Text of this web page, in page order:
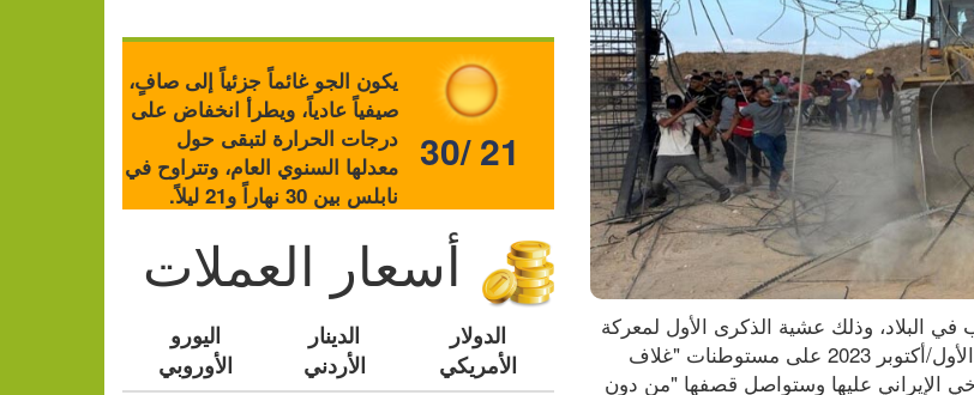
يكون الجو غائماً جزئياً إلى صافٍ،
صيفياً عادياً، ويطرأ انخفاض على
درجات الحرارة لتبقى حول
معدلها السنوي العام، وتتراوح في
نابلس بين 30 نهاراً و21 ليلاً.
30/ 21
أسعار العملات
الدولار
الأمريكي
الدينار
الأردني
اليورو
الأوروبي